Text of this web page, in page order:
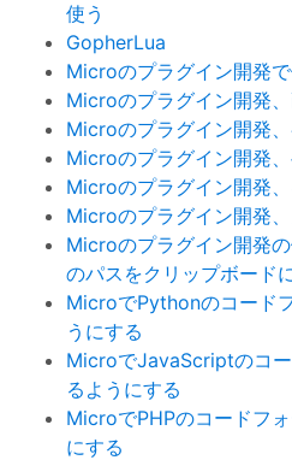
使う
GopherLua
Microのプラグイン開発
Microのプラグイン開発
Microのプラグイン開発
Microのプラグイン開発
Microのプラグイン開発
Microのプラグイン開発
Microのプラグイン開発
のパスをクリップボード
MicroでPythonのコード
うにする
MicroでJavaScriptのコ
るようにする
MicroでPHPのコードフ
にする